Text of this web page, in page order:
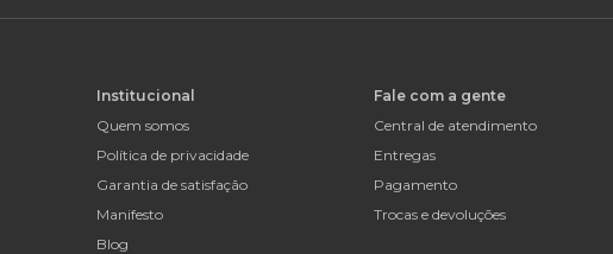
Institucional
Quem somos
Política de privacidade
Garantia de satisfação
Manifesto
Blog
Fale com a gente
Central de atendimento
Entregas
Pagamento
Trocas e devoluções